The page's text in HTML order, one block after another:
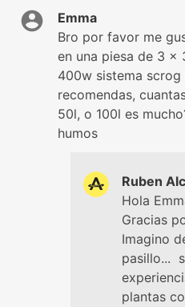
Emma
Bro por favor me
en una piesa de 3 x
400w sistema
recomendas,
50l, o 100l es
humos
Ruben
Hola
Gracias
Imagino
pasillo...
plantas